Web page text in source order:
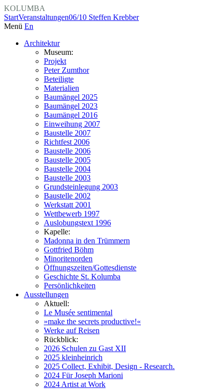
KOLUMBA
StartVeranstaltungen06/10 Steffen Krebber
Menü En
Architektur
Museum:
Projekt
Peter Zumthor
Beteiligte
Materialien
Baumängel 2025
Baumängel 2023
Baumängel 2016
Einweihung 2007
Baustelle 2007
Richtfest 2006
Baustelle 2006
Baustelle 2005
Baustelle 2004
Baustelle 2003
Grundsteinlegung 2003
Baustelle 2002
Werkstatt 2001
Wettbewerb 1997
Auslobungstext 1996
Kapelle:
Madonna in den Trümmern
Gottfried Böhm
Minoritenorden
Öffnungszeiten/Gottesdienste
Geschichte St. Kolumba
Persönlichkeiten
Ausstellungen
Aktuell:
Le Musée sentimental
»make the secrets productive!«
Werke auf Reisen
Rückblick:
2026 Schulen zu Gast XII
2025 kleinheinrich
2025 Collect, Exhibit, Design - Research.
2024 Für Joseph Marioni
2024 Artist at Work